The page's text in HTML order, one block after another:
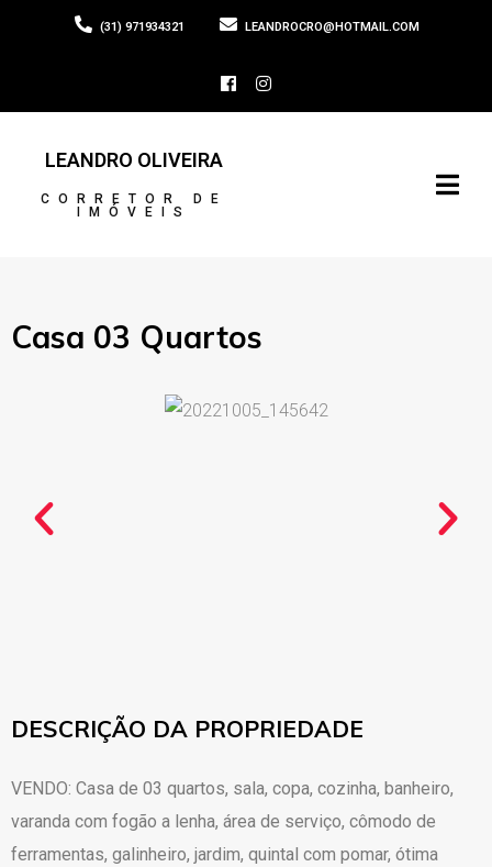
(31) 971934321 LEANDROCRO@HOTMAIL.COM
LEANDRO OLIVEIRA
CORRETOR DE
IMÓVEIS
Casa 03 Quartos
DESCRIÇÃO DA PROPRIEDADE
VENDO: Casa de 03 quartos, sala, copa, cozinha, banheiro,
varanda com fogão a lenha, área de serviço, cômodo de
ferramentas, galinheiro, jardim, quintal com pomar, ótima